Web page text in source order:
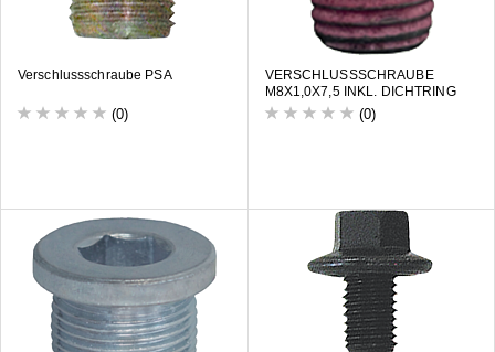
Verschlussschraube PSA
(0)
VERSCHLUSSSCHRAUBE
M8X1,0X7,5 INKL. DICHTRING
(0)